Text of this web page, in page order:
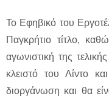
Το Εφηβικό του
Παγκρήτιο τίτλο,
αγωνιστική της
κλειστό του Λίντο
διοργάνωση και θα